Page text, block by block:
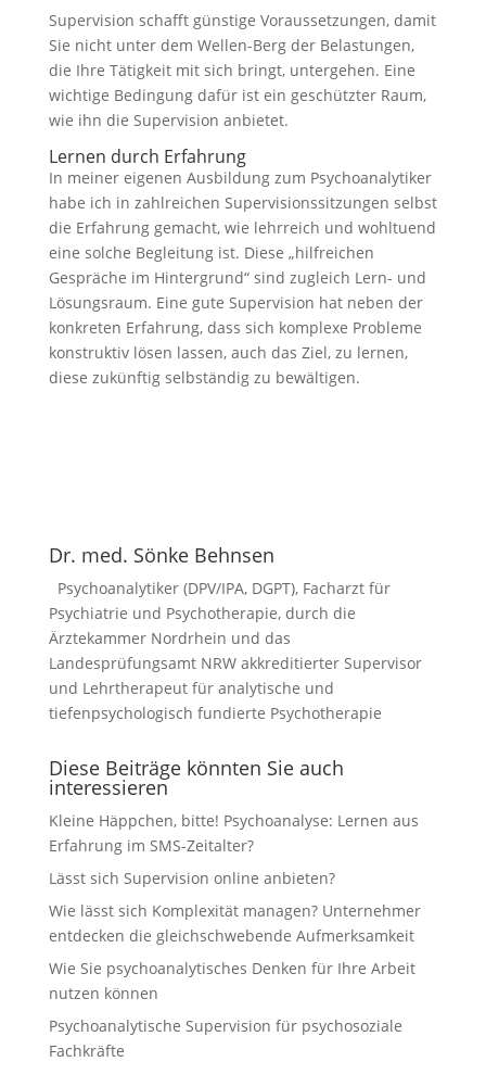
Supervision schafft günstige Voraussetzungen, damit
Sie nicht unter dem Wellen-Berg der Belastungen,
die Ihre Tätigkeit mit sich bringt, untergehen. Eine
wichtige Bedingung dafür ist ein geschützter Raum,
wie ihn die Supervision anbietet.
Lernen durch Erfahrung
In meiner eigenen Ausbildung zum Psychoanalytiker
habe ich in zahlreichen Supervisionssitzungen selbst
die Erfahrung gemacht, wie lehrreich und wohltuend
eine solche Begleitung ist. Diese „hilfreichen
Gespräche im Hintergrund“ sind zugleich Lern- und
Lösungsraum. Eine gute Supervision hat neben der
konkreten Erfahrung, dass sich komplexe Probleme
konstruktiv lösen lassen, auch das Ziel, zu lernen,
diese zukünftig selbständig zu bewältigen.
Dr. med. Sönke Behnsen
Psychoanalytiker (DPV/IPA, DGPT), Facharzt für
Psychiatrie und Psychotherapie, durch die
Ärztekammer Nordrhein und das
Landesprüfungsamt NRW akkreditierter Supervisor
und Lehrtherapeut für analytische und
tiefenpsychologisch fundierte Psychotherapie
Diese Beiträge könnten Sie auch
interessieren
Kleine Häppchen, bitte! Psychoanalyse: Lernen aus
Erfahrung im SMS-Zeitalter?
Lässt sich Supervision online anbieten?
Wie lässt sich Komplexität managen? Unternehmer
entdecken die gleichschwebende Aufmerksamkeit
Wie Sie psychoanalytisches Denken für Ihre Arbeit
nutzen können
Psychoanalytische Supervision für psychosoziale
Fachkräfte